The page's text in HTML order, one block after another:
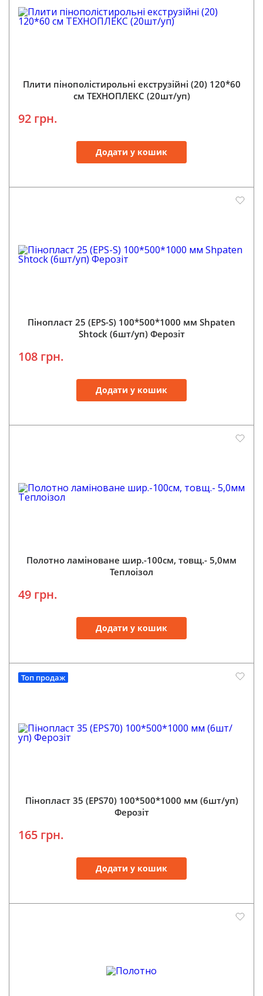
Плити пінополістирольні екструзійні (20) 120*60
см ТЕХНОПЛЕКС (20шт/уп)
92 грн.
Додати у кошик
Пінопласт 25 (EPS-S) 100*500*1000 мм Shpaten
Shtock (6шт/уп) Ферозіт
108 грн.
Додати у кошик
Полотно ламіноване шир.-100см, товщ.- 5,0мм
Теплоізол
49 грн.
Додати у кошик
Топ продаж
Пінопласт 35 (EPS70) 100*500*1000 мм (6шт/уп)
Ферозіт
165 грн.
Додати у кошик